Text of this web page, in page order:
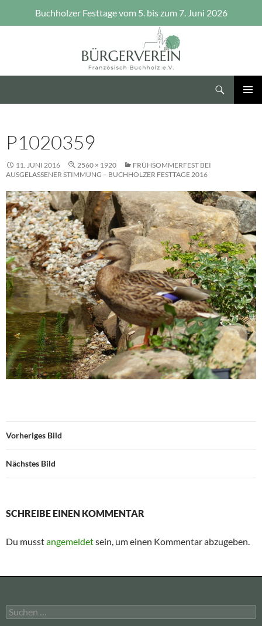
Buchholzer Festtage vom 5. bis zum 7. Juni 2026
P1020359
11. JUNI 2016 2560 × 1920
FRÜHSOMMERFEST BEI
AUSGELASSENER STIMMUNG – BUCHHOLZER FESTTAGE 2016
Vorheriges Bild
Nächstes Bild
SCHREIBE EINEN KOMMENTAR
Du musstangemeldetsein, um einen Kommentar abzugeben.
Suchen
nach: